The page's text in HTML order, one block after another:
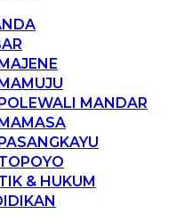
MANDAR
& HUKUM